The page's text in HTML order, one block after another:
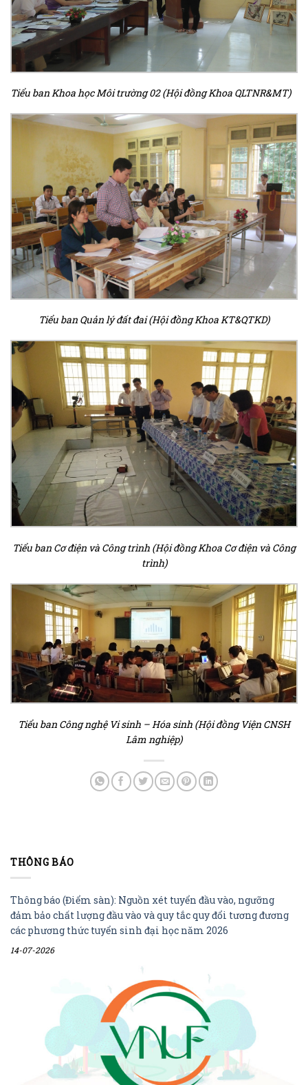
Tiểu ban Khoa học Môi trường 02 (Hội đồng Khoa QLTNR&MT)
Tiểu ban Quản lý đất đai (Hội đồng Khoa KT&QTKD)
Tiểu ban Cơ điện và Công trình (Hội đồng Khoa Cơ điện và Công
trình)
Tiểu ban Công nghệ Vi sinh – Hóa sinh (Hội đồng Viện CNSH
Lâm nghiệp)
THÔNG BÁO
Thông báo (Điểm sàn): Nguồn xét tuyển đầu vào, ngưỡng
đảm bảo chất lượng đầu vào và quy tắc quy đổi tương đương
các phương thức tuyển sinh đại học năm 2026
14-07-2026